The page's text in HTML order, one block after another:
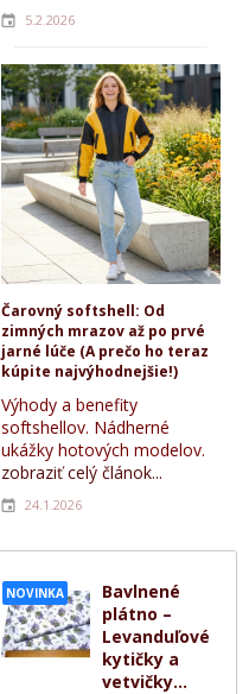
NOVINKA
Bavlnené
plátno –
Levanduľové
kytičky a
vetvičky...
5.2.2026
Čarovný softshell: Od
zimných mrazov až po prvé
jarné lúče (A prečo ho teraz
kúpite najvýhodnejšie!)
Výhody a benefity
softshellov. Nádherné
ukážky hotových modelov.
zobraziť celý článok...
24.1.2026